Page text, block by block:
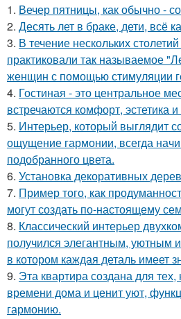
1. Вечер пятницы, как обычно -
2. Десять лет в браке, дети, всё
3. В течение нескольких
практиковали так называемое
женщин с помощью стимуляции
4. Гостиная - это центральное
встречаются комфорт, эстетика
5. Интерьер, который выглядит
ощущение гармонии, всегда
подобранного цвета.
6. Установка декоративных
7. Пример того, как
могут создать по-настоящему
8. Классический интерьер
получился элегантным, уютным
в котором каждая деталь имеет
9. Эта квартира создана для
времени дома и ценит уют,
гармонию.